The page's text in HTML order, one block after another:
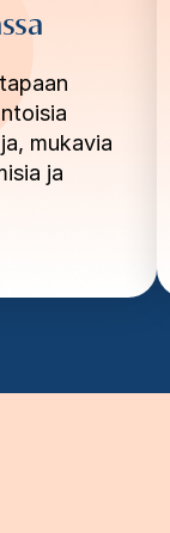
mukavia
ja